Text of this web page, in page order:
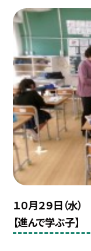
１０月２９日（水
【進んで学ぶ子】